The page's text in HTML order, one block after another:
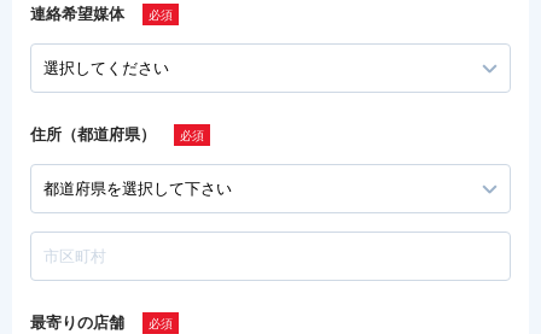
連絡希望媒体
住所（都道府県）
最寄りの店舗